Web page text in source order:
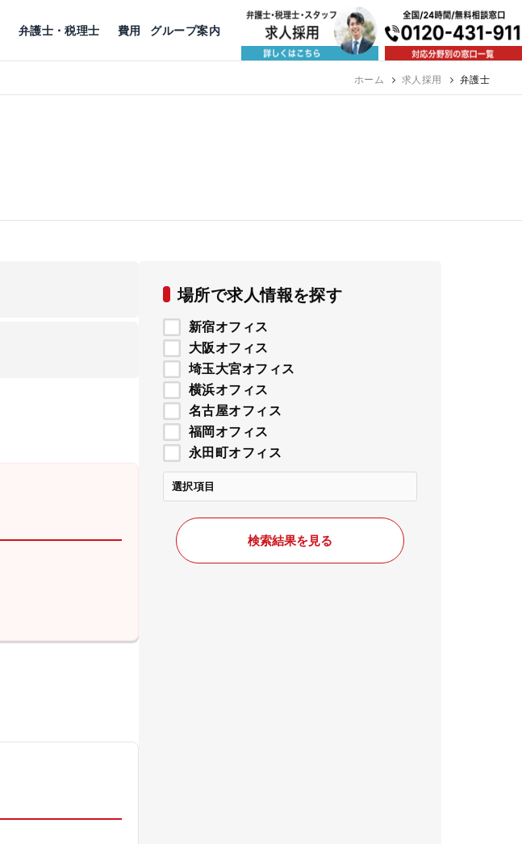
公益活動
京都 神戸 福岡
弁護士・税理士 費用 グループ案内
場所で求人情報を探す
新宿オフィス
大阪オフィス
埼玉大宮オフィス
横浜オフィス
名古屋オフィス
福岡オフィス
永田町オフィス
選択項目
検索結果を見る
ホーム 求人採用 弁護士